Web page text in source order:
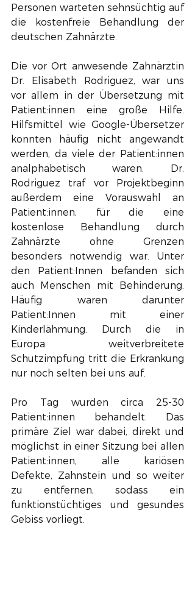
Personen warteten sehnsüchtig auf
die kostenfreie Behandlung der
deutschen Zahnärzte.
Die vor Ort anwesende Zahnärztin
Dr. Elisabeth Rodriguez, war uns
vor allem in der Übersetzung mit
Patient:innen eine große Hilfe.
Hilfsmittel wie Google-Übersetzer
konnten häufig nicht angewandt
werden, da viele der Patient:innen
analphabetisch waren. Dr.
Rodriguez traf vor Projektbeginn
außerdem eine Vorauswahl an
Patient:innen, für die eine
kostenlose Behandlung durch
Zahnärzte ohne Grenzen
besonders notwendig war. Unter
den Patient:Innen befanden sich
auch Menschen mit Behinderung.
Häufig waren darunter
Patient:Innen mit einer
Kinderlähmung. Durch die in
Europa weitverbreitete
Schutzimpfung tritt die Erkrankung
nur noch selten bei uns auf.
Pro Tag wurden circa 25-30
Patient:innen behandelt. Das
primäre Ziel war dabei, direkt und
möglichst in einer Sitzung bei allen
Patient:innen, alle kariösen
Defekte, Zahnstein und so weiter
zu entfernen, sodass ein
funktionstüchtiges und gesundes
Gebiss vorliegt.